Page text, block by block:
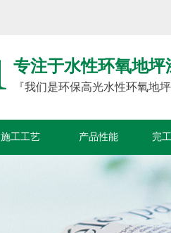
专注于水性环氧地坪
『我们是环保高光水性环氧地
施工工艺 产品性能 完